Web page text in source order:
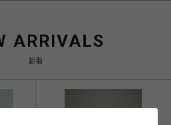
ARRIVALS
新着